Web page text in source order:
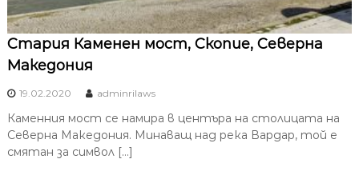
Стария Каменен мост, Скопие, Северна
Македония
19.02.2020 adminrilaws
Каменния мост се намира в центъра на столицата на
Северна Македония. Минаващ над река Вардар, той е
смятан за символ […]